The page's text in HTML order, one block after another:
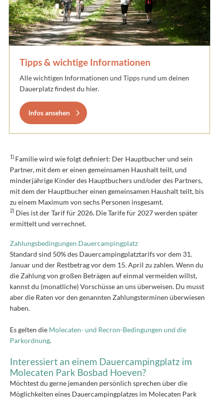
Tipps & wichtige Informationen
Alle wichtigen Informationen und Tipps rund um deinen
Dauerplatz findest du hier.
Infos ansehen
1) Familie wird wie folgt definiert: Der Hauptbucher und sein
Partner, mit dem er einen gemeinsamen Haushalt teilt, und
minderjährige Kinder des Hauptbuchers und/oder des Partners,
mit dem der Hauptbucher einen gemeinsamen Haushalt teilt, bis
zu einem Maximum von sechs Personen insgesamt.
2) Dies ist der Tarif für 2026. Die Tarife für 2027 werden später
ermittelt und verrechnet.
Zahlungsbedingungen Dauercampingplatz
Standard sind 50% des Dauercampingplatztarifs vor dem 31.
Januar und der Restbetrag vor dem 15. April zu zahlen. Wenn du
die Zahlung von großen Beträgen auf einmal vermeiden willst,
kannst du (monatliche) Vorschüsse an uns überweisen. Du musst
aber die Raten vor den genannten Zahlungsterminen überwiesen
haben.
Es gelten die Molecaten- und Recron-Bedingungen und die
Parkordnung.
Interessiert an einem Dauercampingplatz im
Molecaten Park Bosbad Hoeven?
Möchtest du gerne jemanden persönlich sprechen über die
Möglichkeiten eines Dauercampingplatzes im Molecaten Park